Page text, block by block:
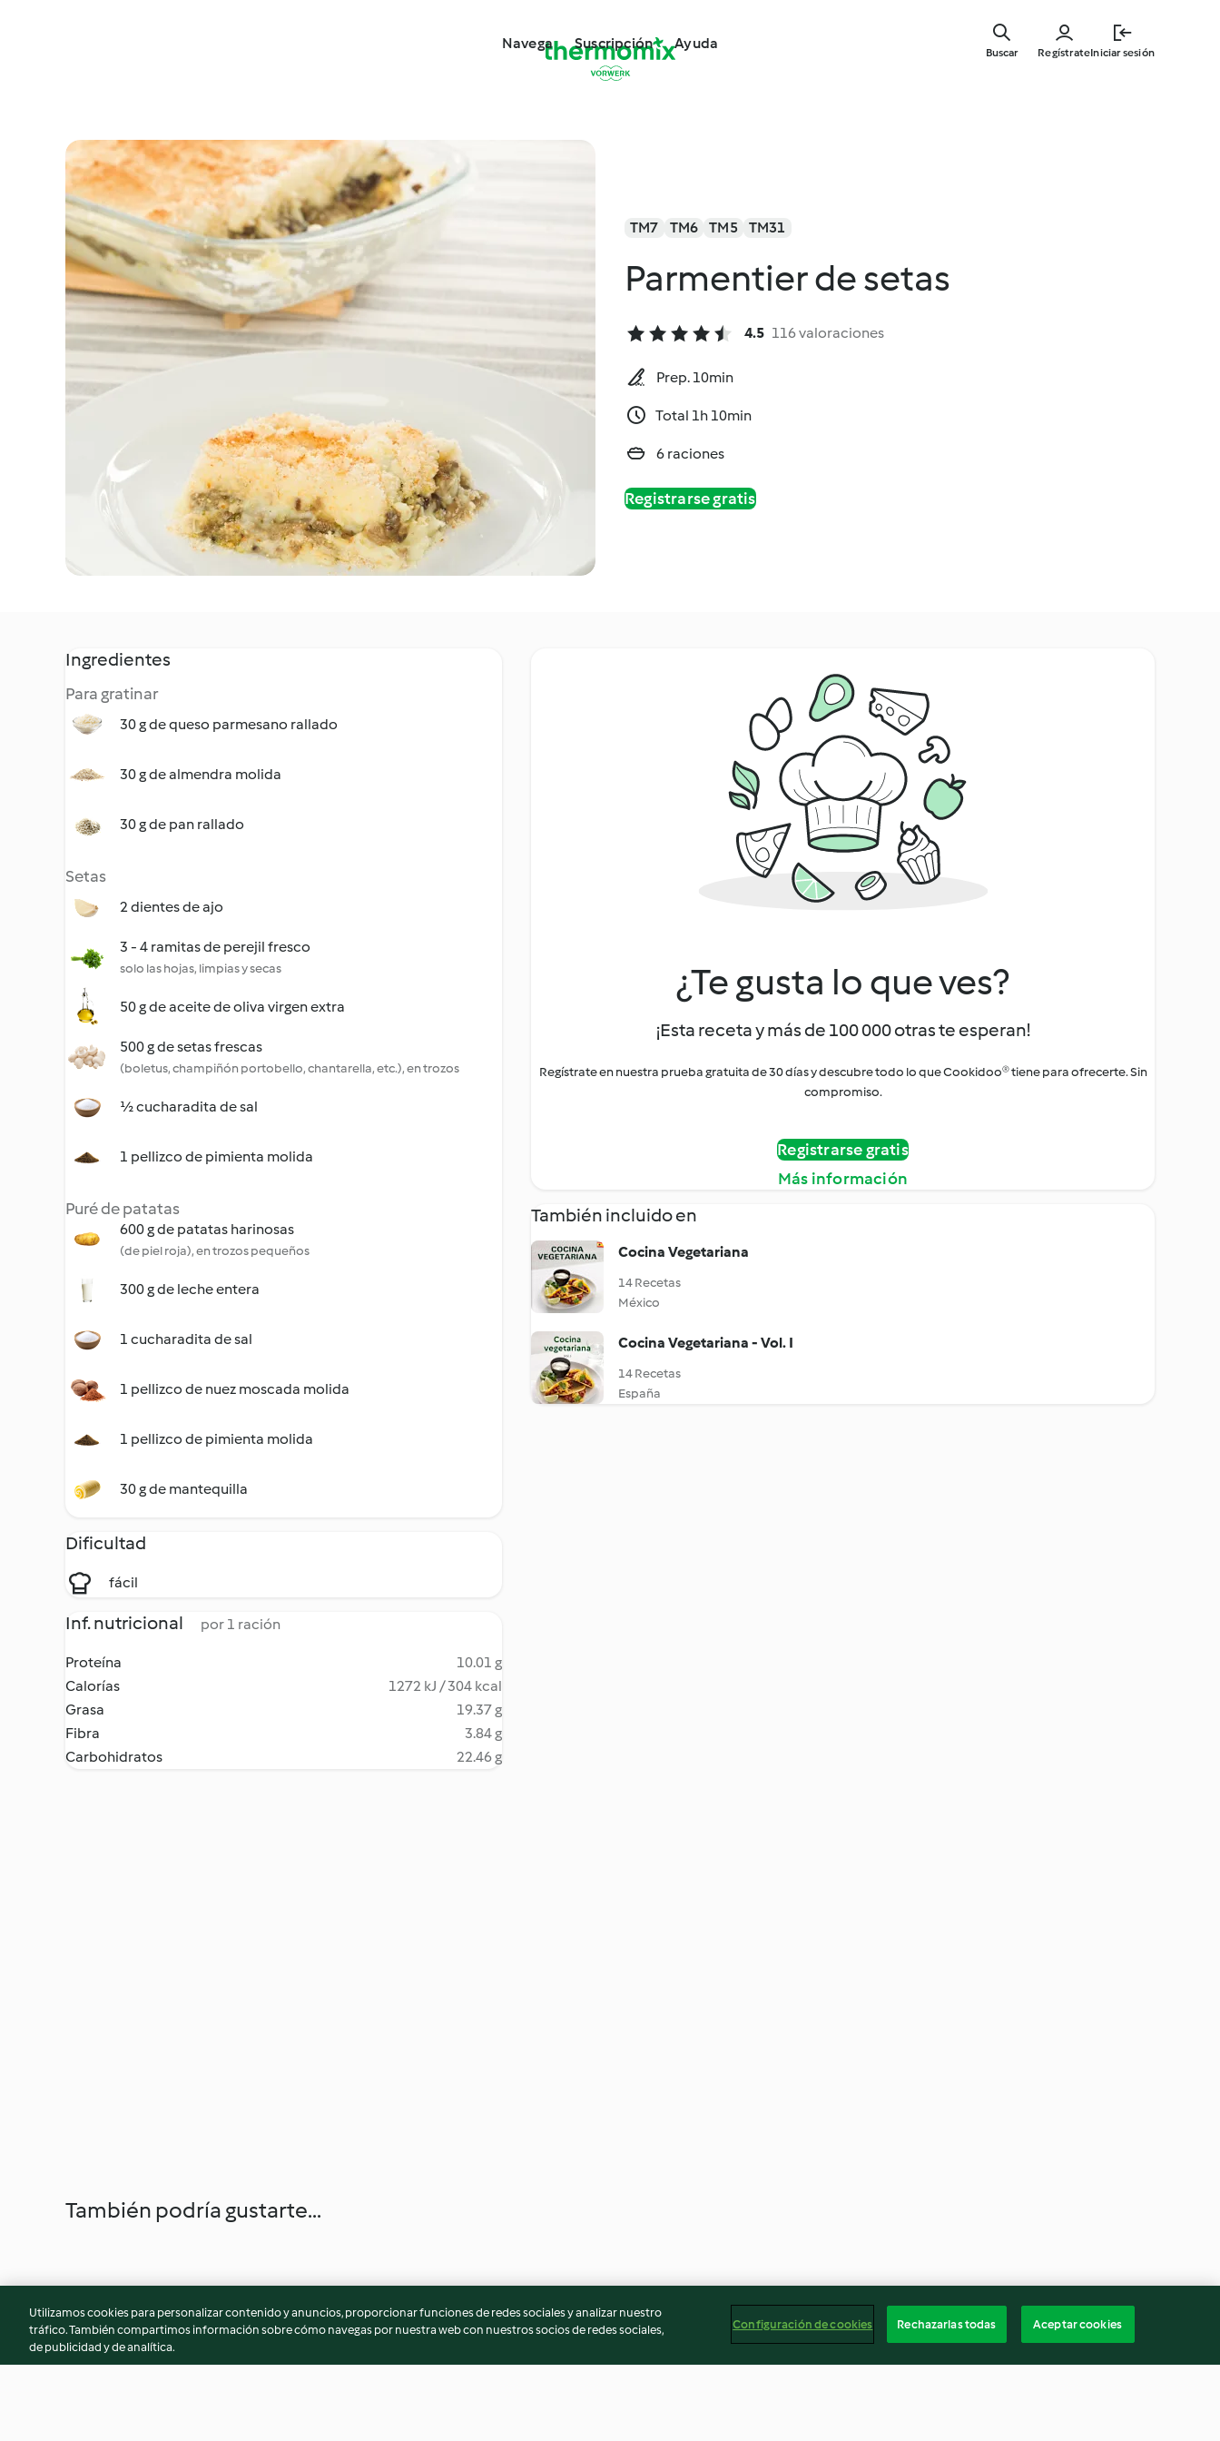
Navega Suscripción Ayuda
RegístrateIniciar sesión
Buscar
TM7 TM6 TM5 TM31
Parmentier de setas
4.5 116 valoraciones
Prep. 10min
Total 1h 10min
6 raciones
Registrarse gratis
Ingredientes
Para gratinar
30 g de queso parmesano rallado
30 g de almendra molida
30 g de pan rallado
Setas
2 dientes de ajo
3 - 4 ramitas de perejil fresco
solo las hojas, limpias y secas
50 g de aceite de oliva virgen extra
500 g de setas frescas
(boletus, champiñón portobello, chantarella, etc.), en trozos
½ cucharadita de sal
1 pellizco de pimienta molida
Puré de patatas
600 g de patatas harinosas
(de piel roja), en trozos pequeños
300 g de leche entera
1 cucharadita de sal
1 pellizco de nuez moscada molida
1 pellizco de pimienta molida
30 g de mantequilla
Dificultad
fácil
Inf. nutricional por 1 ración
Proteína
10.01 g
Calorías
1272 kJ / 304 kcal
Grasa
19.37 g
Fibra
3.84 g
Carbohidratos
22.46 g
¿Te gusta lo que ves?
¡Esta receta y más de 100 000 otras te esperan!
Regístrate en nuestra prueba gratuita de 30 días y descubre todo lo que Cookidoo® tiene para ofrecerte. Sin
compromiso.
Registrarse gratis
Más información
También incluido en
Cocina Vegetariana
14 Recetas
México
Cocina Vegetariana - Vol. I
14 Recetas
España
También podría gustarte...
Utilizamos cookies para personalizar contenido y anuncios, proporcionar funciones de redes sociales y analizar nuestro
tráfico. También compartimos información sobre cómo navegas por nuestra web con nuestros socios de redes sociales,
de publicidad y de analítica.
Configuración de cookies Rechazarlas todas Aceptar cookies